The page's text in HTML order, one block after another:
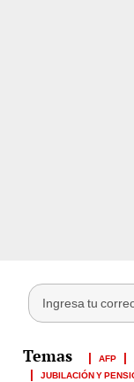
AFP
JUBILACIÓN Y